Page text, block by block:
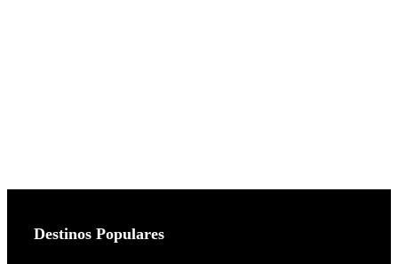
Destinos Populares